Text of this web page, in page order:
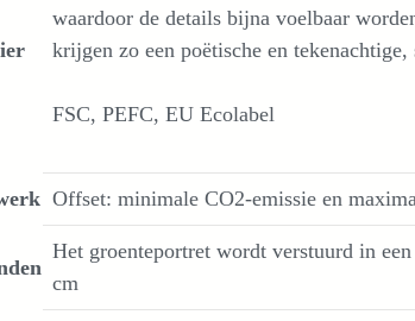
waardoor de details bijna voelbaar
krijgen zo een poëtische en
FSC, PEFC, EU Ecolabel
Offset: minimale CO2-emissie en
Het groenteportret wordt verstuurd in
cm